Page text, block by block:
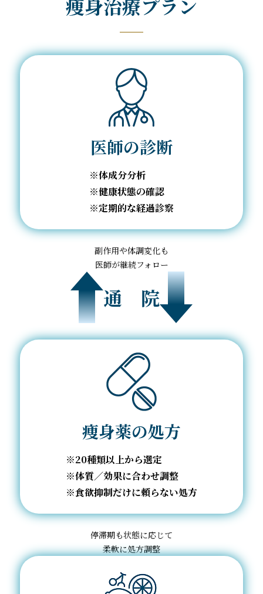
痩身治療プラン
医師の診断
体成分分析
健康状態の確認
定期的な経過診察
副作用や体調変化も
医師が継続フォロー
通 院
痩身薬の処方
20種類以上から選定
体質／効果に合わせ調整
食欲抑制だけに頼らない処方
停滞期も状態に応じて
柔軟に処方調整